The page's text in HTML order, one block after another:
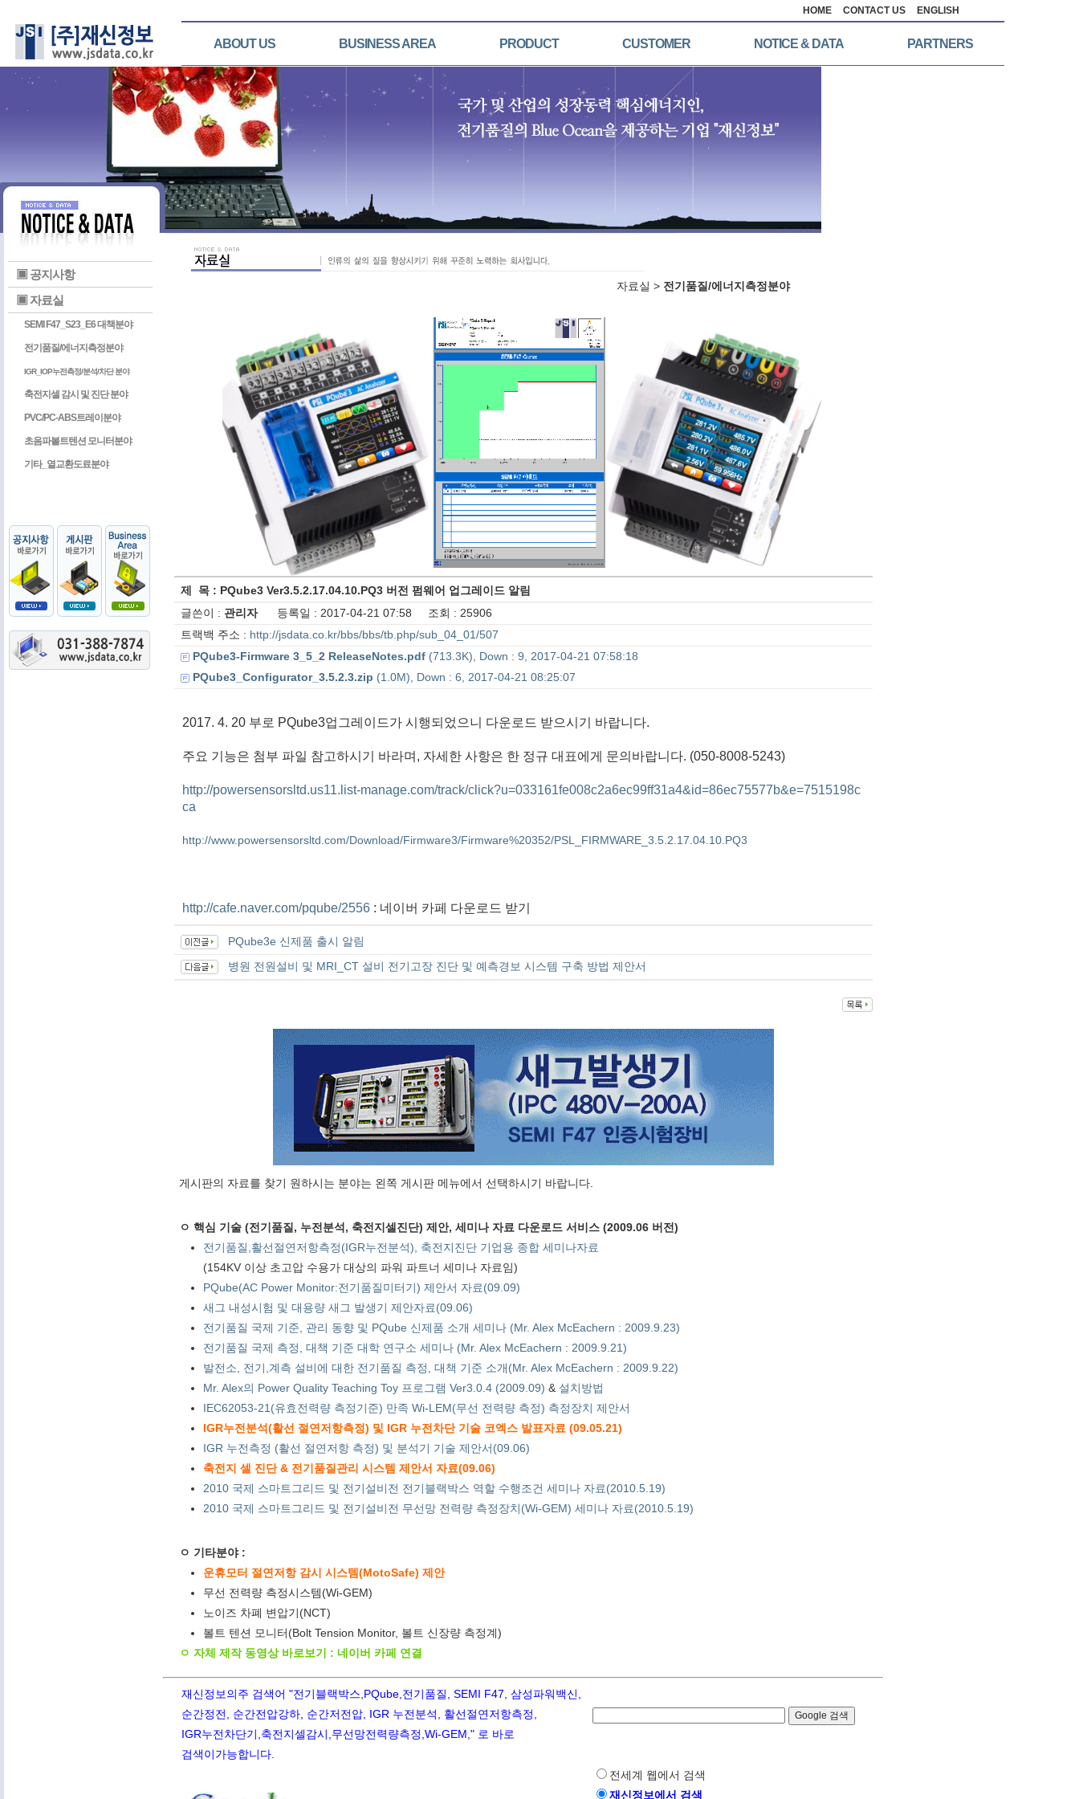
HOME CONTACT US ENGLISH
ABOUT US BUSINESS AREA PRODUCT CUSTOMER NOTICE & DATA PARTNERS
▣ 공지사항
▣ 자료실
SEMI F47_S23_E6 대책분야
전기품질/에너지측정분야
IGR_IOP누전측정/분석/차단 분야
축전지셀 감시 및 진단 분야
PVC/PC-ABS트레이분야
초음파볼트텐션 모니터분야
기타_열교환도료분야
자료실 > 전기품질/에너지측정분야
제 목 : PQube3 Ver3.5.2.17.04.10.PQ3 버전 펌웨어 업그레이드 알림
글쓴이 : 관리자등록일 : 2017-04-21 07:58 조회 : 25906
트랙백 주소 : http://jsdata.co.kr/bbs/bbs/tb.php/sub_04_01/507
PQube3-Firmware 3_5_2 ReleaseNotes.pdf(713.3K), Down : 9, 2017-04-21 07:58:18
PQube3_Configurator_3.5.2.3.zip (1.0M), Down : 6, 2017-04-21 08:25:07
2017. 4. 20 부로 PQube3업그레이드가 시행되었으니 다운로드 받으시기 바랍니다.
주요 기능은 첨부 파일 참고하시기 바라며, 자세한 사항은 한 정규 대표에게 문의바랍니다. (050-8008-5243)
http://powersensorsltd.us11.list-manage.com/track/click?u=033161fe008c2a6ec99ff31a4&id=86ec75577b&e=7515198c
ca
http://www.powersensorsltd.com/Download/Firmware3/Firmware%20352/PSL_FIRMWARE_3.5.2.17.04.10.PQ3
http://cafe.naver.com/pqube/2556: 네이버 카페 다운로드 받기
PQube3e 신제품 출시 알림
병원 전원설비 및 MRI_CT 설비 전기고장 진단 및 예측경보 시스템 구축 방법 제안서
게시판의 자료를 찾기 원하시는 분야는 왼쪽 게시판 메뉴에서 선택하시기 바랍니다.
ㅇ 핵심 기술 (전기품질, 누전분석, 축전지셀진단) 제안, 세미나 자료 다운로드 서비스 (2009.06 버전)
전기품질,활선절연저항측정(IGR누전분석), 축전지진단 기업용 종합 세미나자료
(154KV 이상 초고압 수용가 대상의 파워 파트너 세미나 자료임)
PQube(AC Power Monitor:전기품질미터기) 제안서 자료(09.09)
새그 내성시험 및 대용량 새그 발생기 제안자료(09.06)
전기품질 국제 기준, 관리 동향 및 PQube 신제품 소개 세미나 (Mr. Alex McEachern : 2009.9.23)
전기품질 국제 측정, 대책 기준 대학 연구소 세미나 (Mr. Alex McEachern : 2009.9.21)
발전소, 전기,계측 설비에 대한 전기품질 측정, 대책 기준 소개(Mr. Alex McEachern : 2009.9.22)
Mr. Alex의 Power Quality Teaching Toy 프로그램 Ver3.0.4 (2009.09) & 설치방법
IEC62053-21(유효전력량 측정기준) 만족 Wi-LEM(무선 전력량 측정) 측정장치 제안서
IGR누전분석(활선 절연저항측정) 및 IGR 누전차단 기술 코엑스 발표자료 (09.05.21)
IGR 누전측정 (활선 절연저항 측정) 및 분석기 기술 제안서(09.06)
축전지 셀 진단 & 전기품질관리 시스템 제안서 자료(09.06)
2010 국제 스마트그리드 및 전기설비전 전기블랙박스 역할 수행조건 세미나 자료(2010.5.19)
2010 국제 스마트그리드 및 전기설비전 무선망 전력량 측정장치(Wi-GEM) 세미나 자료(2010.5.19)
ㅇ 기타분야 :
운휴모터 절연저항 감시 시스템(MotoSafe) 제안
무선 전력량 측정시스템(Wi-GEM)
노이즈 차폐 변압기(NCT)
볼트 텐션 모니터(Bolt Tension Monitor, 볼트 신장량 측정계)
ㅇ 자체 제작 동영상 바로보기 : 네이버 카페 연결
재신정보의주 검색어 "전기블랙박스,PQube,전기품질, SEMI F47, 삼성파워백신,
순간정전, 순간전압강하, 순간저전압, IGR 누전분석, 활선절연저항측정,
IGR누전차단기,축전지셀감시,무선망전력량측정,Wi-GEM," 로 바로
검색이가능합니다.
전세계 웹에서 검색
재신정보에서 검색